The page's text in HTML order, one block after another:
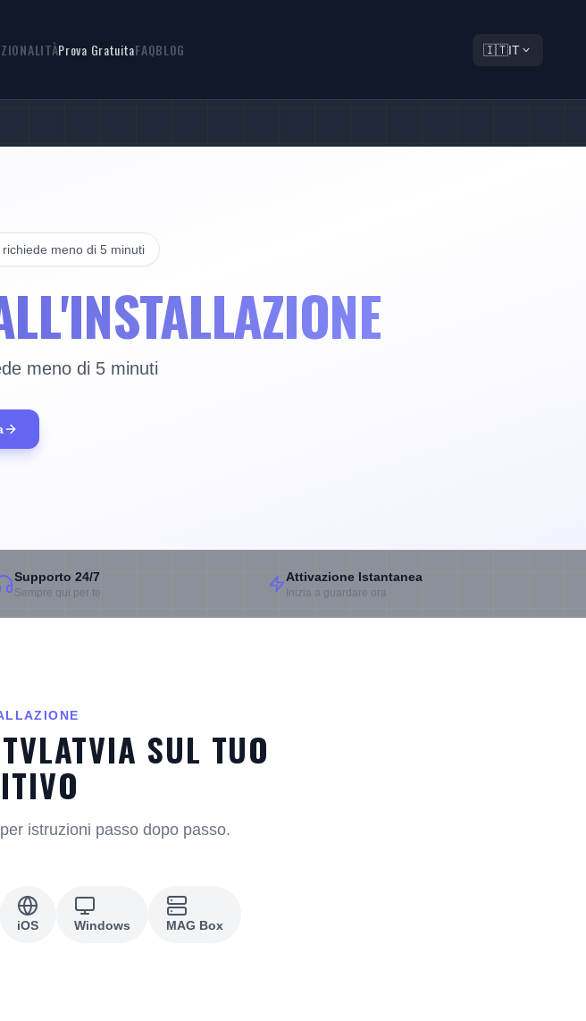
Prova GratuitaFAQBLOG 🇮🇹IT
meno di 5 minuti
meno di 5 minuti
Supporto 24/7
Sempre qui per te
Attivazione Istantanea
Inizia a guardare ora
SUL TUO
istruzioni passo dopo passo.
iOS Windows MAG Box